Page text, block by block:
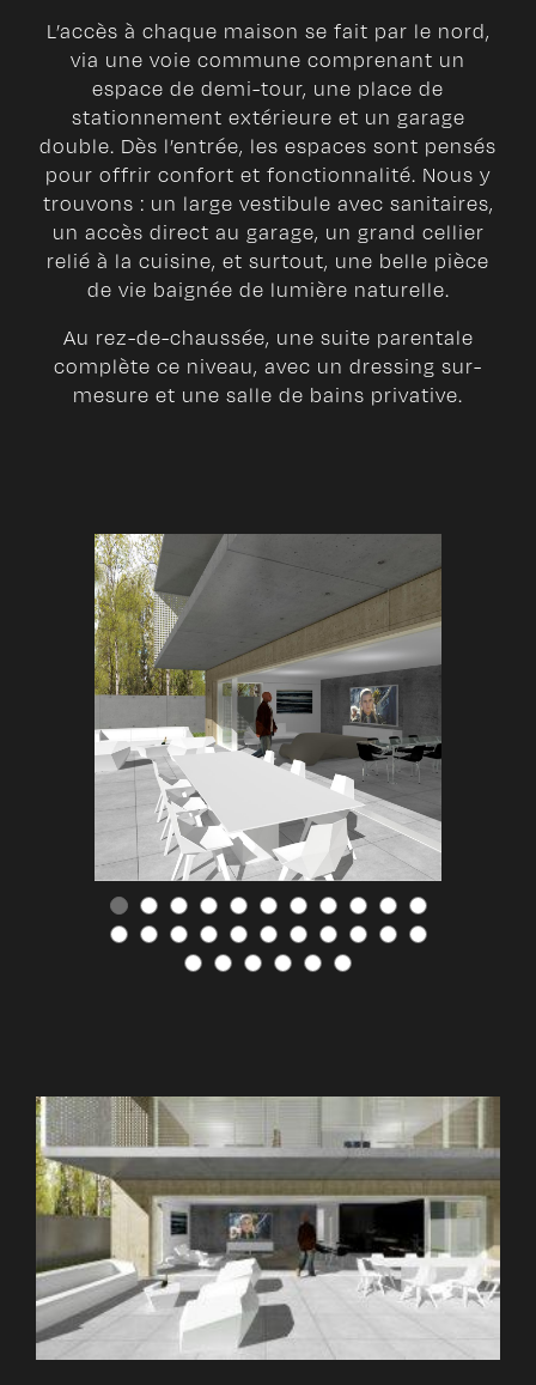
L’accès à chaque maison se fait par le nord,
via une voie commune comprenant un
espace de demi-tour, une place de
stationnement extérieure et un garage
double. Dès l’entrée, les espaces sont pensés
pour offrir confort et fonctionnalité. Nous y
trouvons : un large vestibule avec sanitaires,
un accès direct au garage, un grand cellier
relié à la cuisine, et surtout, une belle pièce
de vie baignée de lumière naturelle.
Au rez-de-chaussée, une suite parentale
complète ce niveau, avec un dressing sur-
mesure et une salle de bains privative.